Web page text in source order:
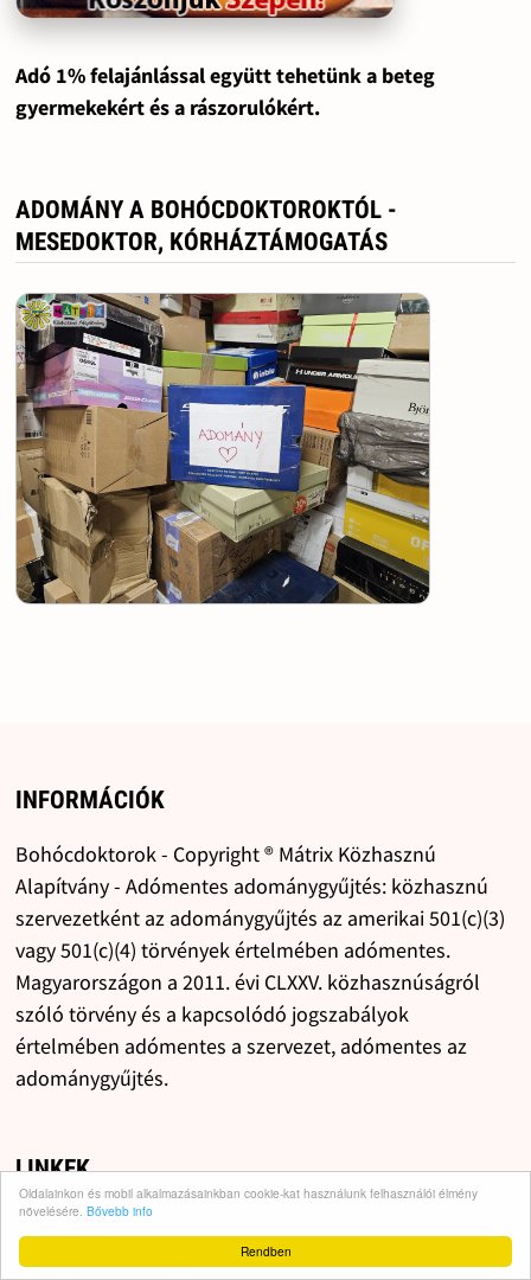
Rendben
Oldalainkon és mobil alkalmazásainkban cookie-kat használunk felhasználói élmény
növelésére. Bővebb info
Adó 1% felajánlással együtt tehetünk a beteg
gyermekekért és a rászorulókért.
ADOMÁNY A BOHÓCDOKTOROKTÓL -
MESEDOKTOR, KÓRHÁZTÁMOGATÁS
INFORMÁCIÓK
Bohócdoktorok - Copyright ® Mátrix Közhasznú
Alapítvány - Adómentes adománygyűjtés: közhasznú
szervezetként az adománygyűjtés az amerikai 501(c)(3)
vagy 501(c)(4) törvények értelmében adómentes.
Magyarországon a 2011. évi CLXXV. közhasznúságról
szóló törvény és a kapcsolódó jogszabályok
értelmében adómentes a szervezet, adómentes az
adománygyűjtés.
LINKEK
Sterilszoba
Bohócdoktor adó 1%